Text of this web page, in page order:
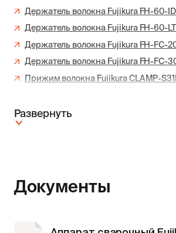
Держатель волокна Fujikura FH-60-
Держатель волокна Fujikura FH-60-
Держатель волокна Fujikura FH-FC-
Держатель волокна Fujikura FH-FC-
Прижим волокна Fujikura CLAMP-
Развернуть
Документы